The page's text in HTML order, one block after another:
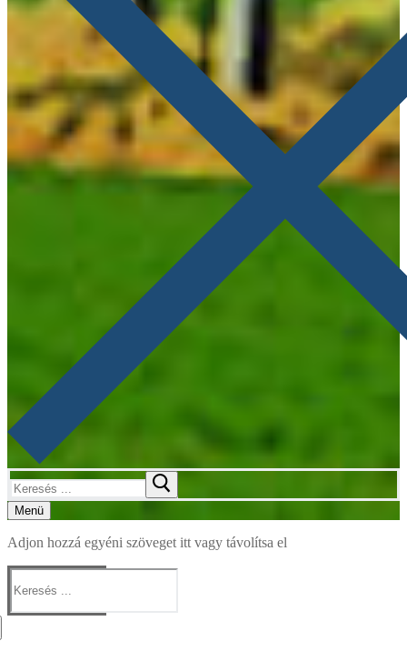
Keresése:
Menü
Adjon hozzá egyéni szöveget itt vagy távolítsa el
Keresése: